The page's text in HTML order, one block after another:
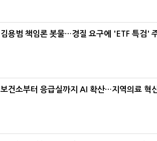
김용범 책임론 봇물…경질 요구에 'ETF 특검'
보건소부터 응급실까지 AI 확산…지역의료 혁